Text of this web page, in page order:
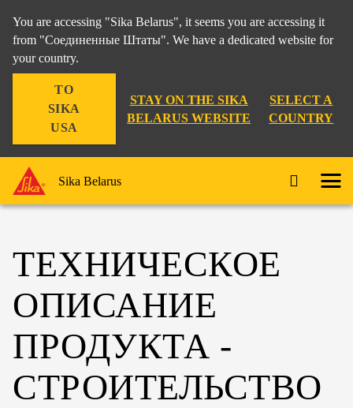
You are accessing "Sika Belarus", it seems you are accessing it
from "Соединенные Штаты". We have a dedicated website for
your country.
TO
SIKA
USA
STAY ON THE SIKA
BELARUS WEBSITE
SELECT A
COUNTRY
Sika Belarus
ТЕХНИЧЕСКОЕ
ОПИСАНИЕ
ПРОДУКТА -
СТРОИТЕЛЬСТВО